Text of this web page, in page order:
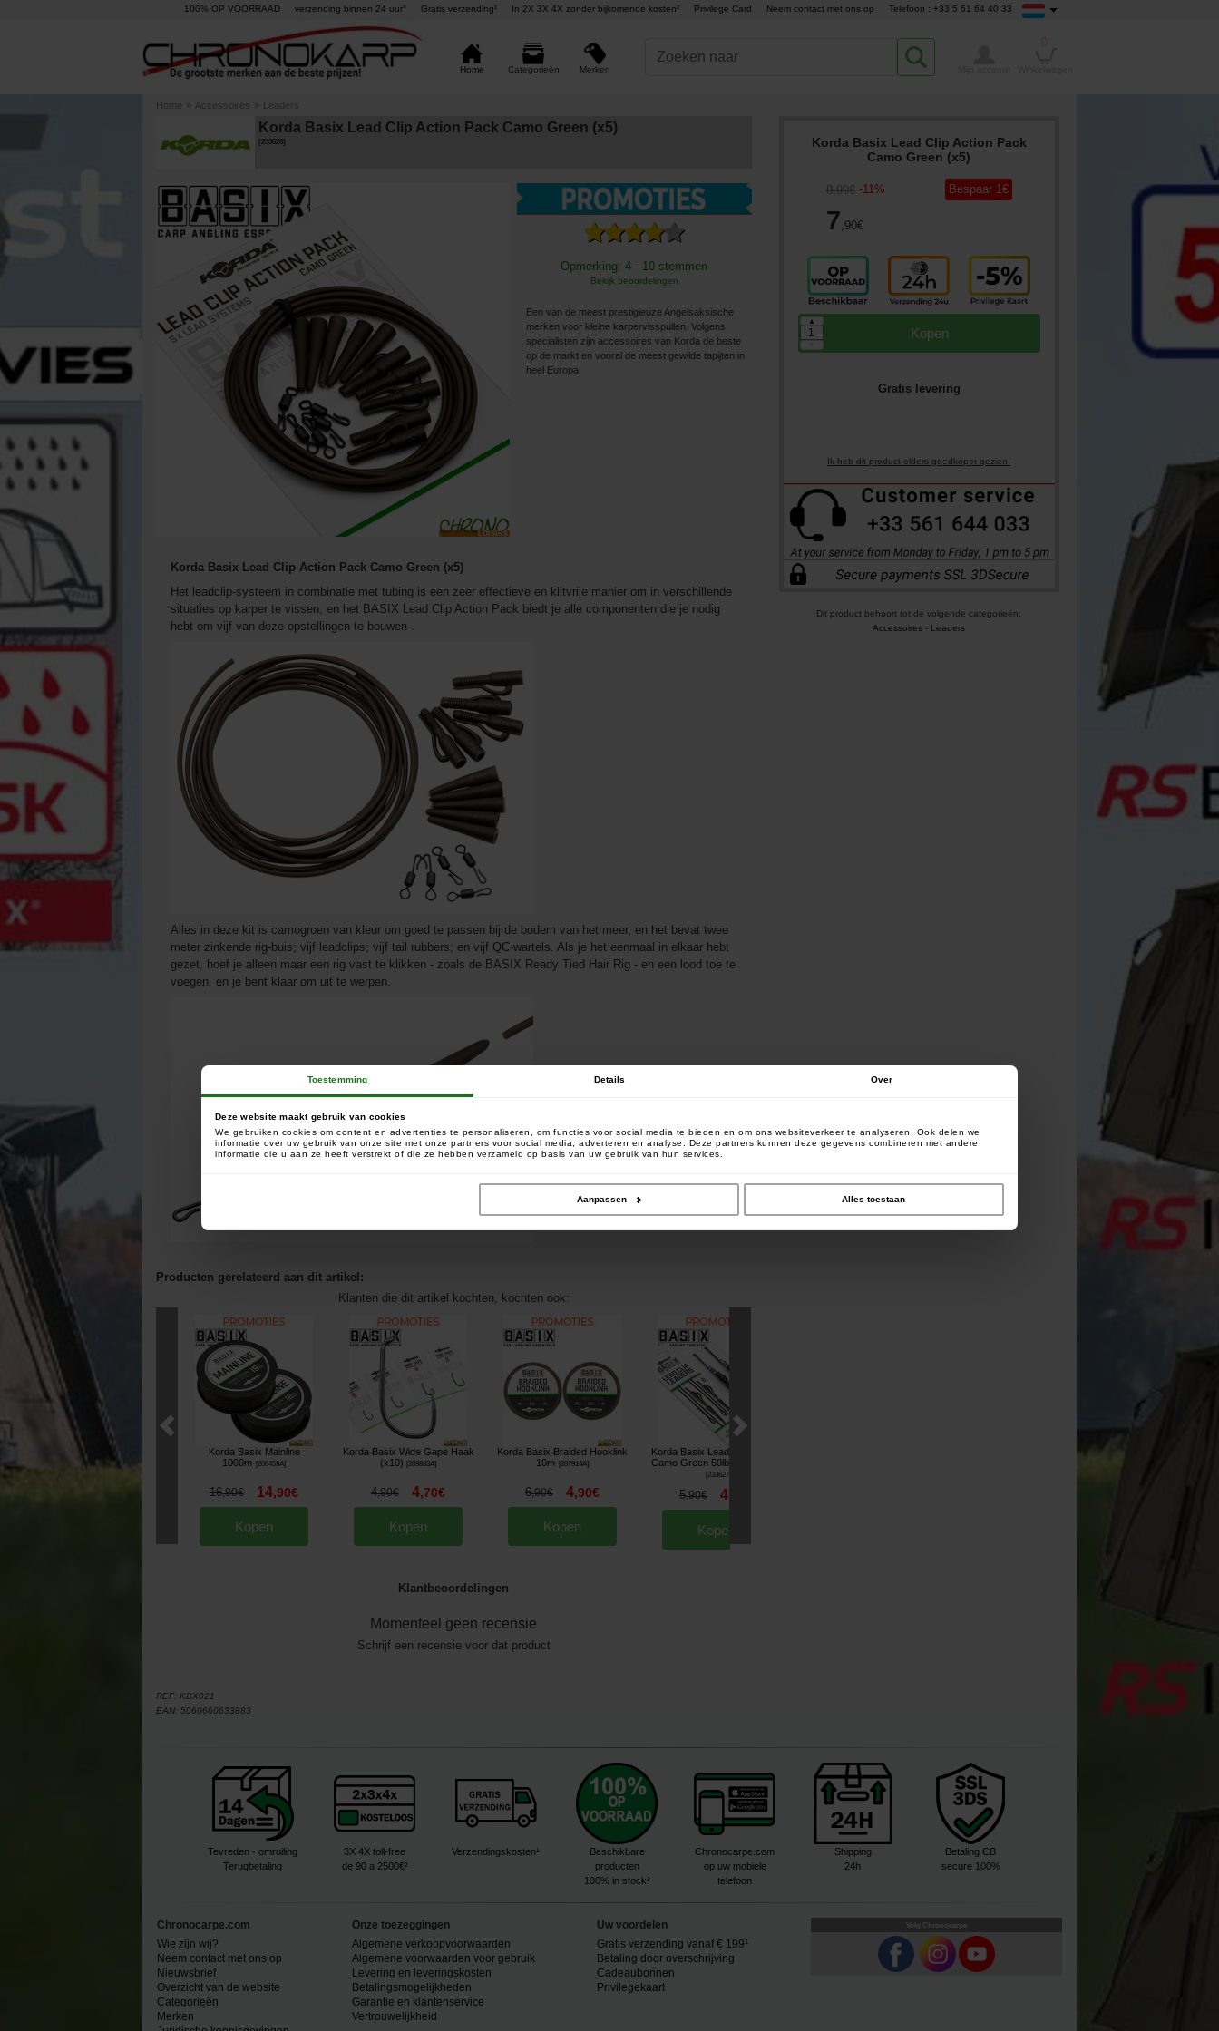
Toestemming Details Over
Deze website maakt gebruik van cookies
We gebruiken cookies om content en advertenties te personaliseren, om functies voor social media te bieden en om ons websiteverkeer te analyseren. Ook delen we
informatie over uw gebruik van onze site met onze partners voor social media, adverteren en analyse. Deze partners kunnen deze gegevens combineren met andere
informatie die u aan ze heeft verstrekt of die ze hebben verzameld op basis van uw gebruik van hun services.
Aanpassen Alles toestaan
100% OP VOORRAAD verzending binnen 24 uur° Gratis verzending¹ In 2X 3X 4X zonder bijkomende kosten² Privilege Card Neem contact met ons op Telefoon : +33 5 61 64 40 33
Home Categorieën Merken
Home » Accessoires » Leaders
Korda Basix Lead Clip Action Pack Camo Green (x5)
233628]
Opmerking: 4 - 10 stemmen
Bekijk beoordelingen
Een van de meest prestigieuze Angelsaksische
merken voor kleine karpervisspullen. Volgens
specialisten zijn accessoires van Korda de beste
op de markt en vooral de meest gewilde tapijten in
heel Europa!
Korda Basix Lead Clip Action Pack
Camo Green (x5)
8,90€ -11%
7,90€
Bespaar 1€
Kopen
▲
Gratis levering
Ik heb dit product elders goedkoper gezien.
Dit product behoort tot de volgende categorieën:
Accessoires - Leaders
Korda Basix Lead Clip Action Pack Camo Green (x5)
Het leadclip-systeem in combinatie met tubing is een zeer effectieve en klitvrije manier om in verschillende
situaties op karper te vissen, en het BASIX Lead Clip Action Pack biedt je alle componenten die je nodig
hebt om vijf van deze opstellingen te bouwen .
Alles in deze kit is camogroen van kleur om goed te passen bij de bodem van het meer, en het bevat twee
meter zinkende rig-buis; vijf leadclips; vijf tail rubbers; en vijf QC-wartels. Als je het eenmaal in elkaar hebt
gezet, hoef je alleen maar een rig vast te klikken - zoals de BASIX Ready Tied Hair Rig - en een lood toe te
voegen, en je bent klaar om uit te werpen.
Producten gerelateerd aan dit artikel:
Klanten die dit artikel kochten, kochten ook:
Korda Basix Mainline
1000m
206459A]
16,90€ 14,90€
Kopen
Korda Basix Wide Gape Haak
(x10)
[209883A]
4,90€ 4,70€
Kopen
Korda Basix Braided Hooklink
10m
207914A]
6,90€ 4,90€
Kopen
Korda Basix Lead Clip Leader
Camo Green 50lbs 50cm (x2)
233627]
5,90€ 4
Kopen
Klantbeoordelingen
Momenteel geen recensie
Schrijf een recensie voor dat product
REF: KBX021
EAN: 5060660633883
Tevreden - omruiling
Terugbetaling
3X 4X toll-free
de 90 a 2500€²
Verzendingskosten¹
Beschikbare
producten
100% in stock³
Chronocarpe.com
op uw mobiele
telefoon
Shipping
24h
Betaling CB
secure 100%
Chronocarpe.com
Wie zijn wij?
Neem contact met ons op
Nieuwsbrief
Overzicht van de website
Categorieën
Merken
Onze toezeggingen
Algemene verkoopvoorwaarden
Algemene voorwaarden voor gebruik
Levering en leveringskosten
Betalingsmogelijkheden
Garantie en klantenservice
Vertrouwelijkheid
Uw voordelen
Gratis verzending vanaf € 199¹
Betaling door overschrijving
Cadeaubonnen
Privilegekaart
Volg Chronocarpe